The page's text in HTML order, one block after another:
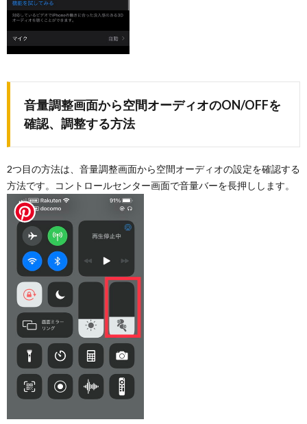
音量調整画面から空間オーディオのON/OFFを
確認、調整する方法
2つ目の方法は、音量調整画面から空間オーディオの設定を確認する
方法です。コントロールセンター画面で音量バーを長押しします。